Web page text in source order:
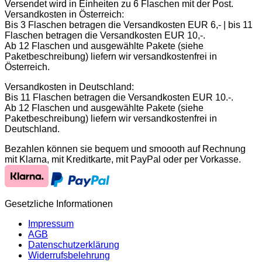
Versendet wird in Einheiten zu 6 Flaschen mit der Post.
Versandkosten in Österreich:
Bis 3 Flaschen betragen die Versandkosten EUR 6,- | bis 11
Flaschen betragen die Versandkosten EUR 10,-.
Ab 12 Flaschen und ausgewählte Pakete (siehe
Paketbeschreibung) liefern wir versandkostenfrei in
Österreich.
Versandkosten in Deutschland:
Bis 11 Flaschen betragen die Versandkosten EUR 10.-.
Ab 12 Flaschen und ausgewählte Pakete (siehe
Paketbeschreibung) liefern wir versandkostenfrei in
Deutschland.
Bezahlen können sie bequem und smoooth auf Rechnung
mit Klarna, mit Kreditkarte, mit PayPal oder per Vorkasse.
Gesetzliche Informationen
Impressum
AGB
Datenschutzerklärung
Widerrufsbelehrung